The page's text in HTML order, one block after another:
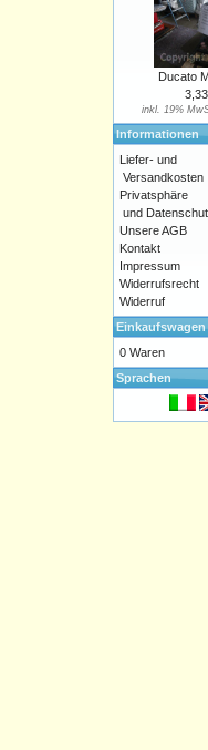
Ducato
inkl. 19%
Informationen
Liefer- und
Versandkosten
Privatsphäre
und
Unsere AGB
Kontakt
Impressum
Widerrufsrecht
Widerruf
Einkaufswagen
0 Waren
Sprachen